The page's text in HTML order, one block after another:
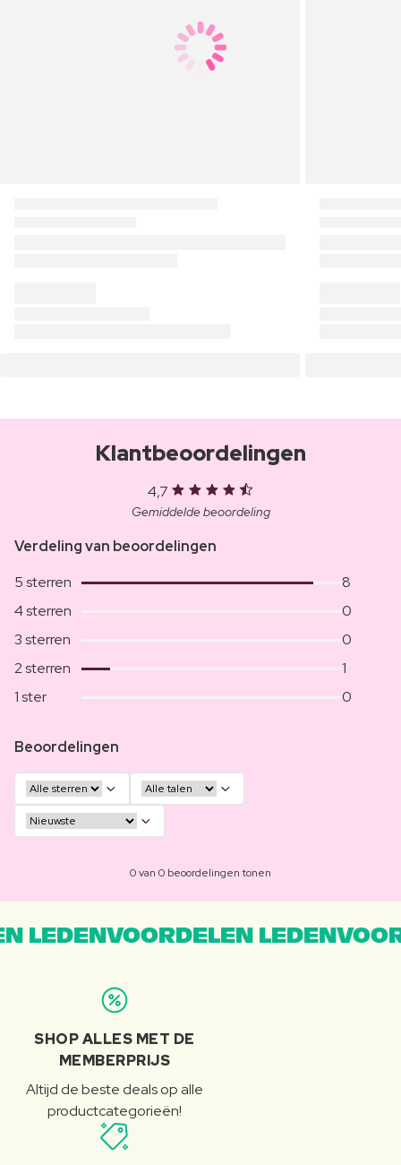
Klantbeoordelingen
4,7
Gemiddelde beoordeling
Verdeling van beoordelingen
5 sterren
8
4 sterren
0
3 sterren
0
2 sterren
1
1 ster
0
Beoordelingen
0 van 0 beoordelingen tonen
LEDENVOORDELEN
SHOP ALLES MET DE
MEMBERPRIJS
Altijd de beste deals op alle
productcategorieën!